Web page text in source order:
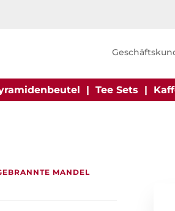
| Tee Sets |
MANDEL